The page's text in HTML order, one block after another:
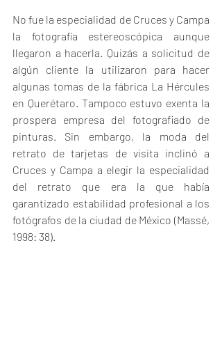
No fue la especialidad de Cruces y Campa
la fotografía estereoscópica aunque
llegaron a hacerla. Quizás a solicitud de
algún cliente la utilizaron para hacer
algunas tomas de la fábrica La Hércules
en Querétaro. Tampoco estuvo exenta la
prospera empresa del fotografiado de
pinturas. Sin embargo, la moda del
retrato de tarjetas de visita inclinó a
Cruces y Campa a elegir la especialidad
del retrato que era la que había
garantizado estabilidad profesional a los
fotógrafos de la ciudad de México (Massé,
1998: 38).